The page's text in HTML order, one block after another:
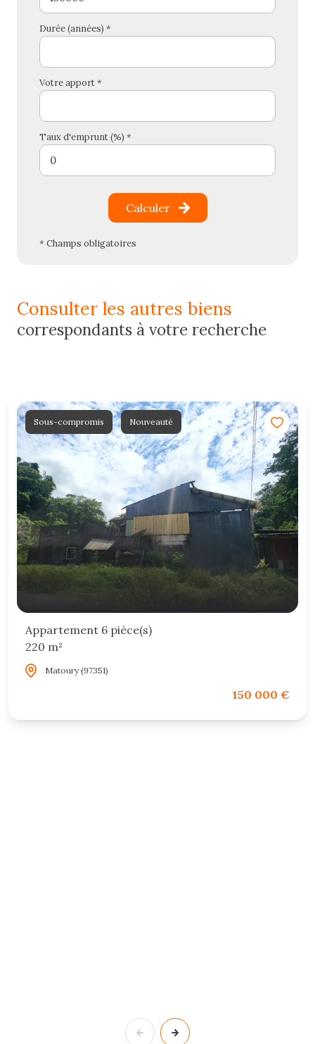
Durée (années) *
Votre apport *
Taux d'emprunt (%) *
Calculer
* Champs obligatoires
consulter les autres biens
correspondants à votre recherche
Sous-compromis Nouveauté
Appartement 6 pièce(s)
220 m²
Matoury (97351)
150 000 €